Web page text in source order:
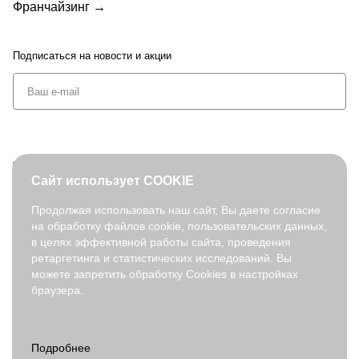
Франчайзинг →
Подписаться на новости и акции
© 2026. fabretti.ru. Все права защищены
На информационном ресурсе применяются
рекомендательные
технологии .
Все ресурсы сайта fabretti.ru, включая (но не ограничиваясь)
прав на интеллектуальную собственность, защищены российским
Сайт использует COOKIE
Продолжая использовать наш сайт, Вы даете согласие
на обработку файлов cookie, пользовательских данных,
в целях эффективной работы сайта, проведения
ретаргетинга и статистических исследований. Вы
можете запретить обработку Cookies в настройках
браузера.